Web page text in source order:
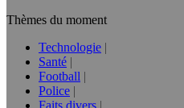
Thèmes du moment
Technologie
Santé
Football
Police
Faits divers